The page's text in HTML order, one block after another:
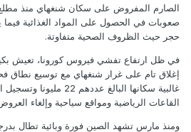
الصارم المفروض على سكان شنغهاي منذ
صعوبات في الحصول على المواد الغذائية
حجر حيث الظروف الصحية متفاوتة.
في ظل ارتفاع تفشي فيروس كورونا، تعيش
إغلاق تام على غرار شنغهاي مع توسيع نطاق
غالبية سكانها البالغ
القاعات الرياضية ومواقع سياحية وإلغاء
ومنذ مارس تشهد الصين فورة وبائية تطال